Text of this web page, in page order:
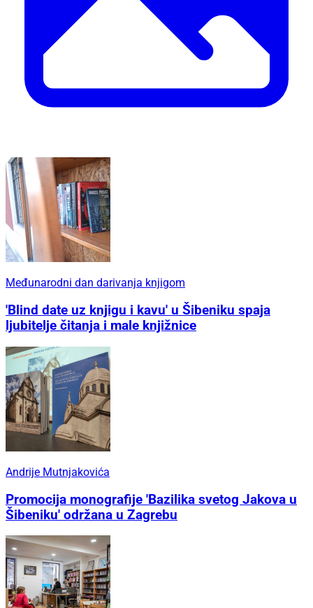
Međunarodni dan darivanja knjigom
'Blind date uz knjigu i kavu' u Šibeniku spaja
ljubitelje čitanja i male knjižnice
Andrije Mutnjakovića
Promocija monografije 'Bazilika svetog Jakova u
Šibeniku' održana u Zagrebu